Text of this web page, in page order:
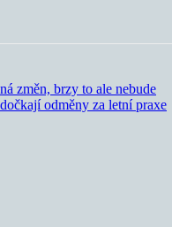
změn, brzy to ale nebude
odměny za letní praxe